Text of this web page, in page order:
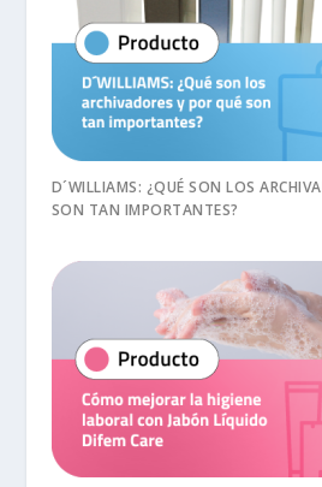
D´WILLIAMS: ¿QUÉ SON LOS
SON TAN IMPORTANTES?